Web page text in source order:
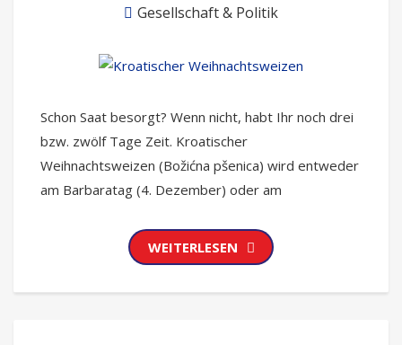
Gesellschaft & Politik
Schon Saat besorgt? Wenn nicht, habt Ihr noch drei
bzw. zwölf Tage Zeit. Kroatischer
Weihnachtsweizen (Božićna pšenica) wird entweder
am Barbaratag (4. Dezember) oder am
WEITERLESEN